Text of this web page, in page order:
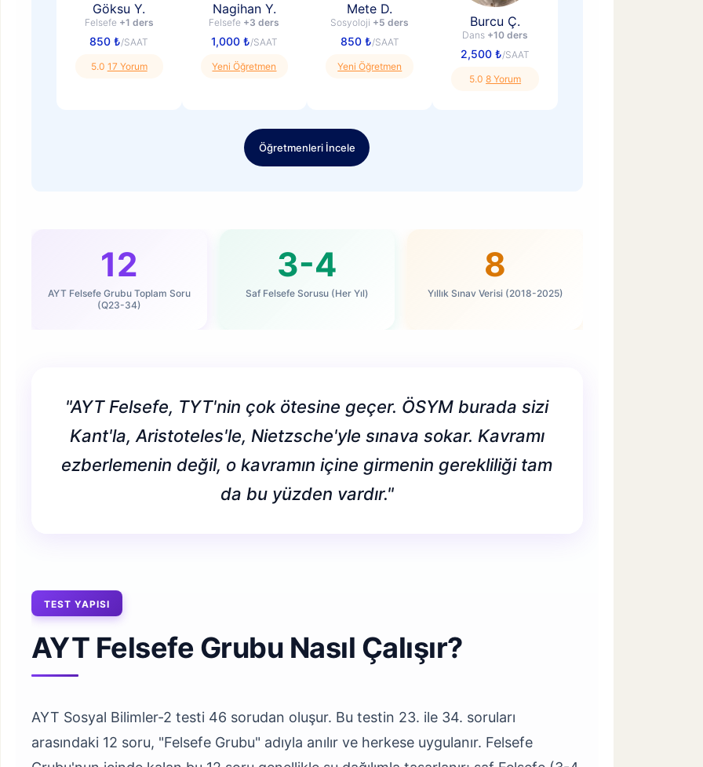
Göksu Y.
Felsefe +1 ders
850 ₺/SAAT
5.0 17 Yorum
Nagihan Y.
Felsefe +3 ders
1,000 ₺/SAAT
Yeni Öğretmen
Mete D.
Sosyoloji +5 ders
850 ₺/SAAT
Yeni Öğretmen
Burcu Ç.
Dans +10 ders
2,500 ₺/SAAT
5.08 Yorum
Öğretmenleri İncele
12
AYT Felsefe Grubu Toplam Soru
(Q23-34)
3-4
Saf Felsefe Sorusu (Her Yıl)
8
Yıllık Sınav Verisi (2018-2025)
"AYT Felsefe, TYT'nin çok ötesine geçer. ÖSYM burada sizi
Kant'la, Aristoteles'le, Nietzsche'yle sınava sokar. Kavramı
ezberlemenin değil, o kavramın içine girmenin gerekliliği tam
da bu yüzden vardır."
TEST YAPISI
AYT Felsefe Grubu Nasıl Çalışır?
AYT Sosyal Bilimler-2 testi 46 sorudan oluşur. Bu testin 23. ile 34. soruları
arasındaki 12 soru, "Felsefe Grubu" adıyla anılır ve herkese uygulanır. Felsefe